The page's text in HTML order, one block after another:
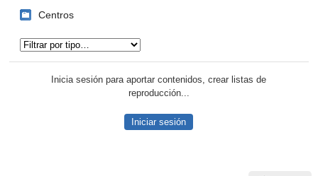
Centros
Inicia sesión para aportar contenidos, crear listas de
reproducción...
Iniciar sesión